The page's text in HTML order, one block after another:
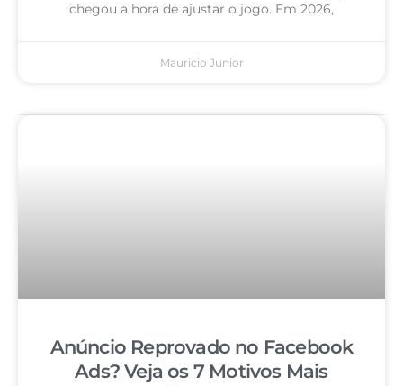
chegou a hora de ajustar o jogo. Em 2026,
Mauricio Junior
Anúncio Reprovado no Facebook
Ads? Veja os 7 Motivos Mais